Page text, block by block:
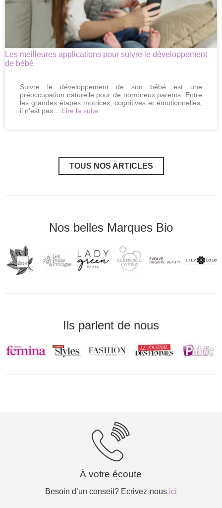
annulations
de
dernière
minute
Les meilleures applications pour suivre le développement
de bébé
Suivre le développement de son bébé est une
préoccupation naturelle pour de nombreux parents. Entre
les grandes étapes motrices, cognitives et émotionnelles,
il n’est pas… Lire la suite
le
développement
de
TOUS NOS ARTICLES
Nos belles Marques Bio
Ils parlent de nous
À votre écoute
Besoin d’un conseil? Ecrivez-nous ici